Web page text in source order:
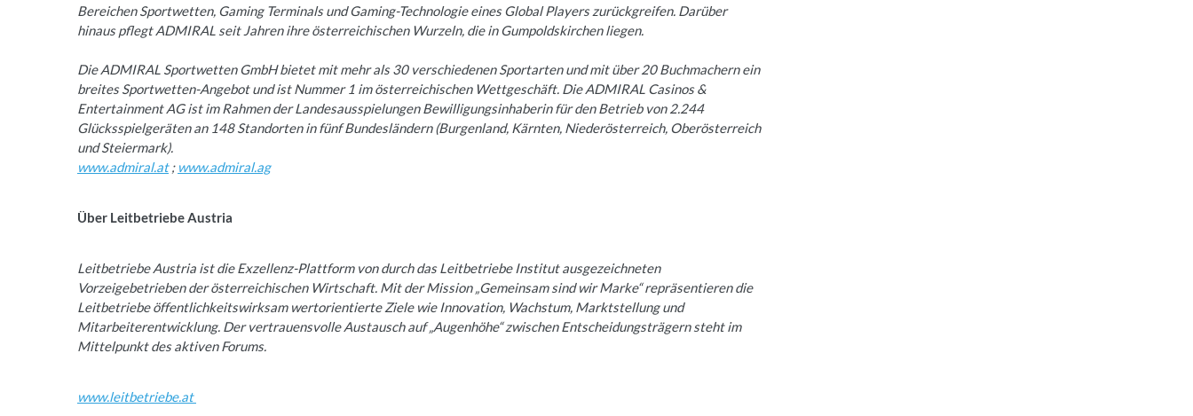
Bereichen Sportwetten, Gaming Terminals und Gaming-Technologie eines Global Players zurückgreifen. Darüber
hinaus pflegt ADMIRAL seit Jahren ihre österreichischen Wurzeln, die in Gumpoldskirchen liegen.
Die ADMIRAL Sportwetten GmbH bietet mit mehr als 30 verschiedenen Sportarten und mit über 20 Buchmachern ein
breites Sportwetten-Angebot und ist Nummer 1 im österreichischen Wettgeschäft. Die ADMIRAL Casinos &
Entertainment AG ist im Rahmen der Landesausspielungen Bewilligungsinhaberin für den Betrieb von 2.244
Glücksspielgeräten an 148 Standorten in fünf Bundesländern (Burgenland, Kärnten, Niederösterreich, Oberösterreich
und Steiermark).
www.admiral.at; www.admiral.ag
Über Leitbetriebe Austria
Leitbetriebe Austria ist die Exzellenz-Plattform von durch das Leitbetriebe Institut ausgezeichneten
Vorzeigebetrieben der österreichischen Wirtschaft. Mit der Mission „Gemeinsam sind wir Marke“ repräsentieren die
Leitbetriebe öffentlichkeitswirksam wertorientierte Ziele wie Innovation, Wachstum, Marktstellung und
Mitarbeiterentwicklung. Der vertrauensvolle Austausch auf „Augenhöhe“ zwischen Entscheidungsträgern steht im
Mittelpunkt des aktiven Forums.
www.leitbetriebe.at